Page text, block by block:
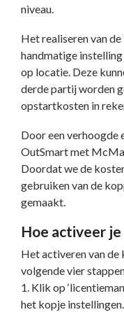
niveau.
Het realiseren van
handmatige
op locatie. Deze
derde partij worden
opstartkosten in
Door een
OutSmart met
Doordat we de
gebruiken van de
gemaakt.
Hoe activeer
Het activeren van de
volgende vier
1. Klik op
het kopje instellingen.